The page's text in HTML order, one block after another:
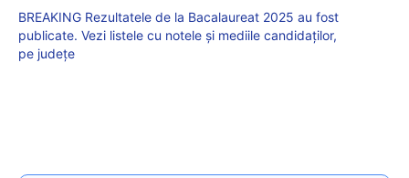
BREAKING Rezultatele de la Bacalaureat 2025 au fost
publicate. Vezi listele cu notele și mediile candidaților,
pe județe